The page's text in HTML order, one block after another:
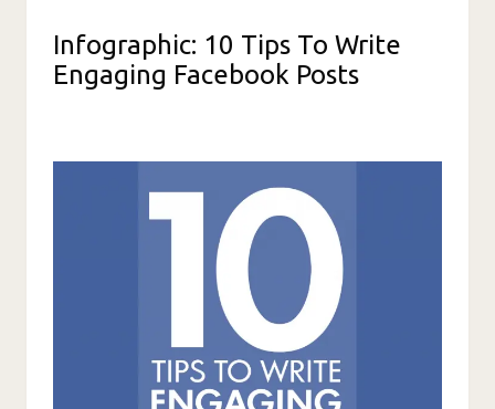
Infographic: 10 Tips To Write
Engaging Facebook Posts